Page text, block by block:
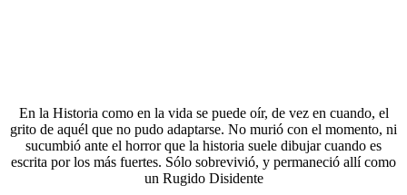
En la Historia como en la vida se puede oír, de vez en cuando, el
grito de aquél que no pudo adaptarse. No murió con el momento, ni
sucumbió ante el horror que la historia suele dibujar cuando es
escrita por los más fuertes. Sólo sobrevivió, y permaneció allí como
un Rugido Disidente